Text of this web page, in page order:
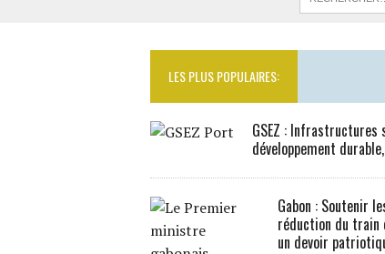
LES PLUS POPULAIRES:
GSEZ :
développement
Gabon : Soutenir
réduction du train
un devoir